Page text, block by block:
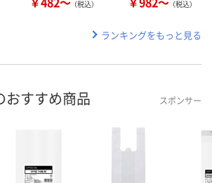
（税込） （税込）
ランキングをもっと見る
おすすめ商品 スポンサー